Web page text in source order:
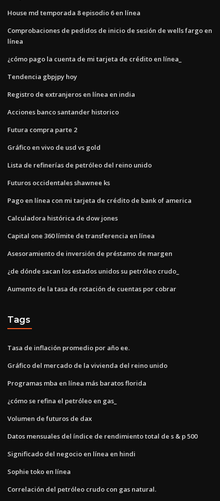
House md temporada 8 episodio 6 en línea
Comprobaciones de pedidos de inicio de sesión de wells fargo en
línea
¿cómo pago la cuenta de mi tarjeta de crédito en línea_
Tendencia gbpjpy hoy
Registro de extranjeros en línea en india
Acciones banco santander historico
Futura compra parte 2
Gráfico en vivo de usd vs gold
Lista de refinerías de petróleo del reino unido
Futuros occidentales shawnee ks
Pago en línea con mi tarjeta de crédito de bank of america
Calculadora histórica de dow jones
Capital one 360 ​​límite de transferencia en línea
Asesoramiento de inversión de préstamo de margen
¿de dónde sacan los estados unidos su petróleo crudo_
Aumento de la tasa de rotación de cuentas por cobrar
Tags
Tasa de inflación promedio por año ee.
Gráfico del mercado de la vivienda del reino unido
Programas mba en línea más baratos florida
¿cómo se refina el petróleo en gas_
Volumen de futuros de dax
Datos mensuales del índice de rendimiento total de s & p 500
Significado del negocio en línea en hindi
Sophie toko en línea
Correlación del petróleo crudo con gas natural.